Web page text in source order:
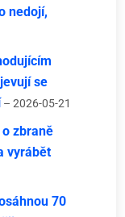
nedojí,
se
– 2026-05-21
zbraně
vyrábět
70